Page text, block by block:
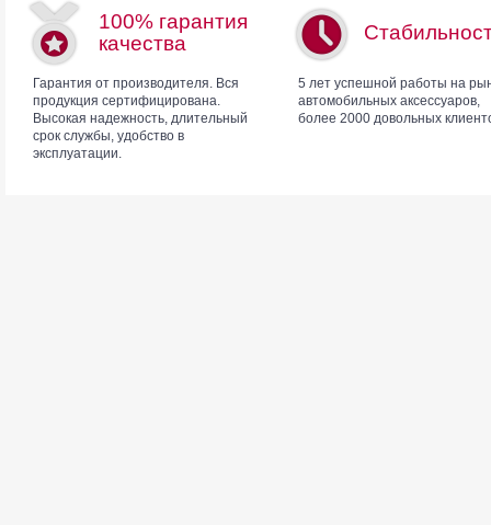
100% гарантия
качества
Гарантия от производителя. Вся
продукция сертифицирована.
Высокая надежность, длительный
срок службы, удобство в
эксплуатации.
5 лет успешной работы на
автомобильных аксессуаров,
более 2000 довольных